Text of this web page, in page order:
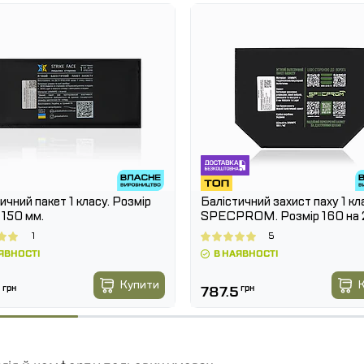
пакет 1 класу. Розмір
мм.
1
грн Купити
Балістичний захист паху 1
SPECPROM. Розмір 160
мм
В НАЯВНОСТІ
5
787.5 грн